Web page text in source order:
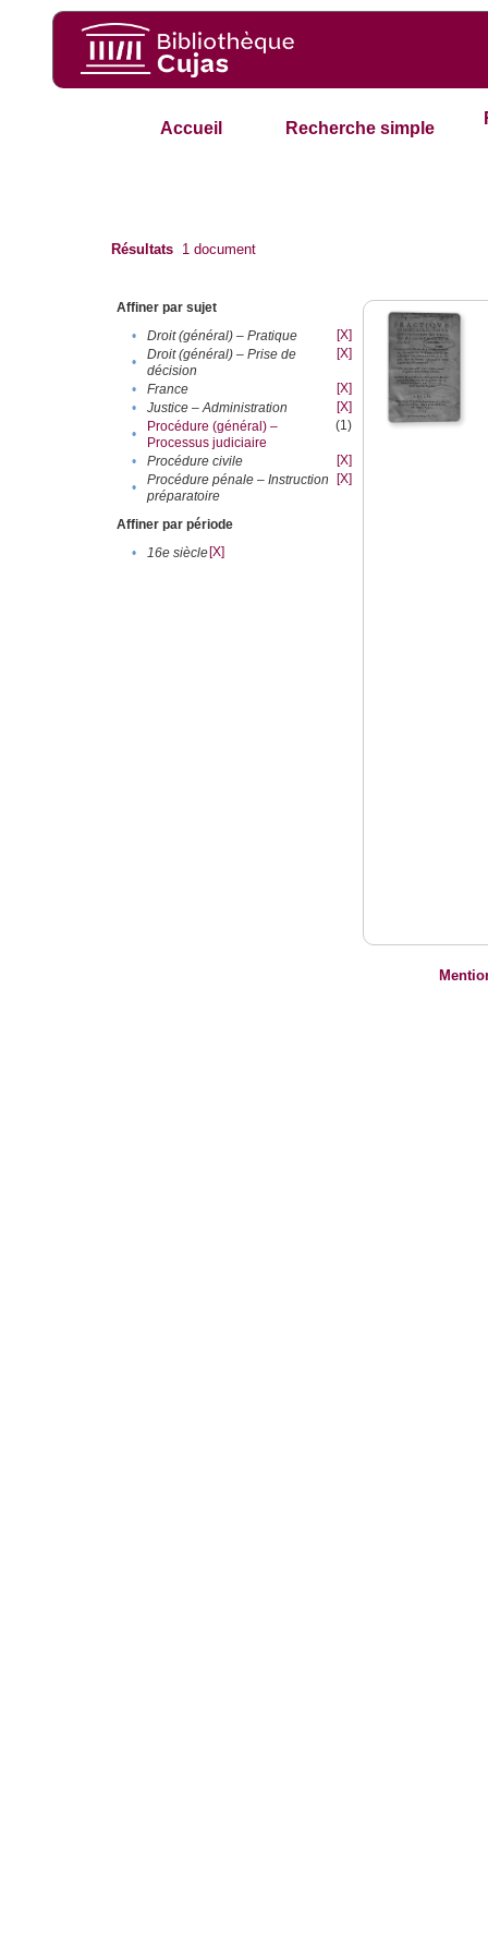
Accueil Recherche simple
Résultats 1 document
Affiner par sujet
•
Droit (général) – Pratique
[X]
•
Droit (général) – Prise de
décision
[X]
• France
[X]
•
Justice – Administration
[X]
•
Procédure (général) –
Processus judiciaire
(1)
• Procédure civile
[X]
•
Procédure pénale – Instruction
préparatoire
[X]
Affiner par période
•
16e siècle[X]